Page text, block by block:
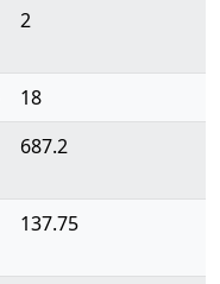
2
18
687.2
137.75